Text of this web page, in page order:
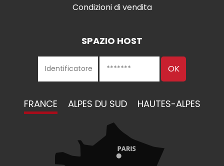
Condizioni di vendita
SPAZIO HOST
FRANCE ALPES DU SUD HAUTES-ALPES